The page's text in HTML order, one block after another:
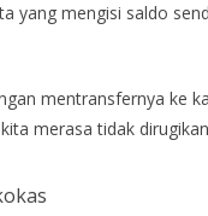
yang mengisi saldo
mentransfernya ke
merasa tidak